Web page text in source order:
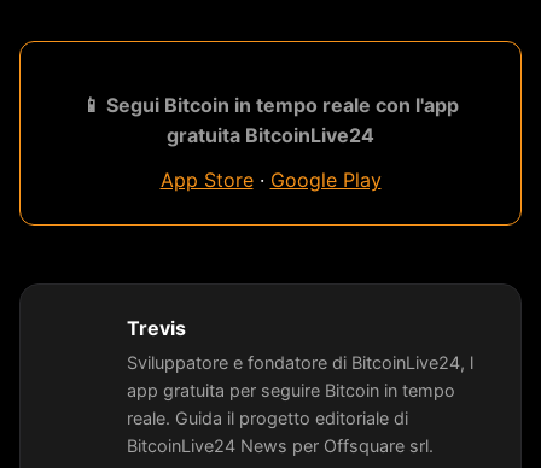
📱 Segui Bitcoin in tempo reale con l'app
gratuita BitcoinLive24
App Store· Google Play
Trevis
Sviluppatore e fondatore di BitcoinLive24, l
app gratuita per seguire Bitcoin in tempo
reale. Guida il progetto editoriale di
BitcoinLive24 News per Offsquare srl.